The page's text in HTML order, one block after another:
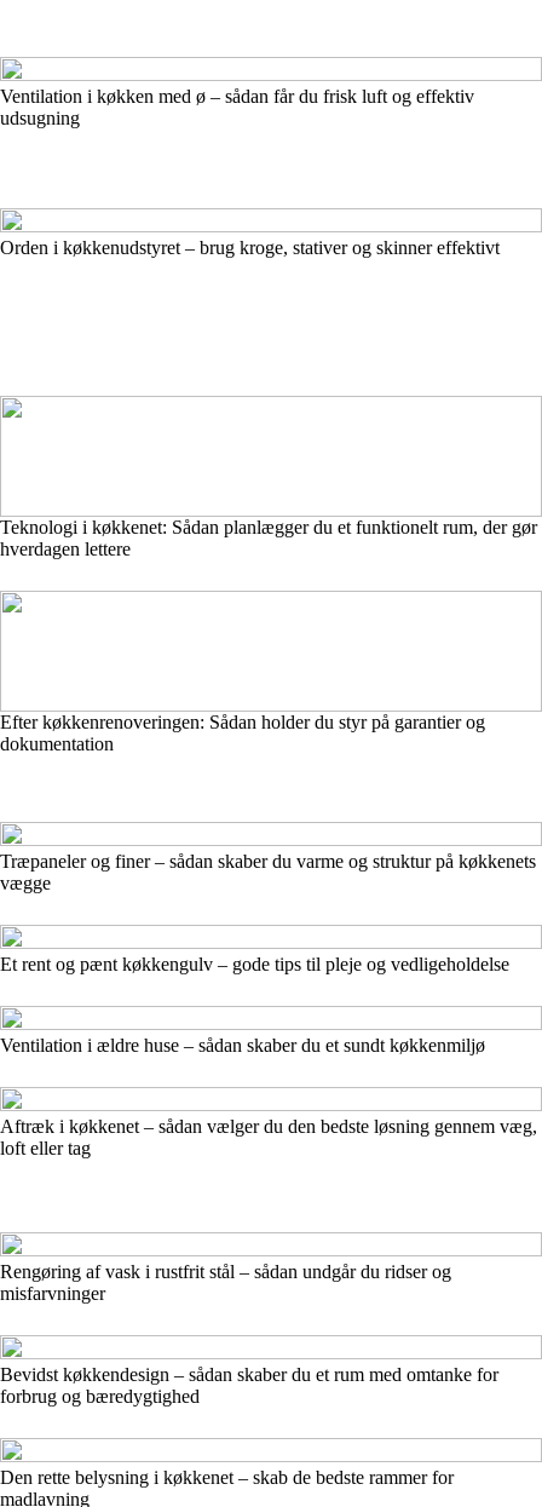
Ventilation i køkken med ø – sådan får du frisk luft og effektiv
udsugning
Orden i køkkenudstyret – brug kroge, stativer og skinner effektivt
Teknologi i køkkenet: Sådan planlægger du et funktionelt rum, der gør
hverdagen lettere
Efter køkkenrenoveringen: Sådan holder du styr på garantier og
dokumentation
Træpaneler og finer – sådan skaber du varme og struktur på køkkenets
vægge
Et rent og pænt køkkengulv – gode tips til pleje og vedligeholdelse
Ventilation i ældre huse – sådan skaber du et sundt køkkenmiljø
Aftræk i køkkenet – sådan vælger du den bedste løsning gennem væg,
loft eller tag
Rengøring af vask i rustfrit stål – sådan undgår du ridser og
misfarvninger
Bevidst køkkendesign – sådan skaber du et rum med omtanke for
forbrug og bæredygtighed
Den rette belysning i køkkenet – skab de bedste rammer for
madlavning